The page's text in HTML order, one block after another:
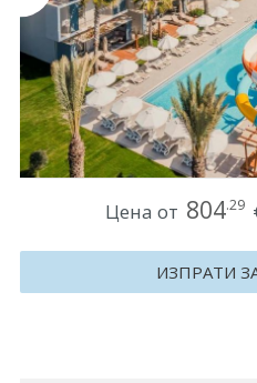
Круизи
Уикенд програми
ДЕСТИНАЦИИ
Цена от 804.29
ИЗПРАТИ